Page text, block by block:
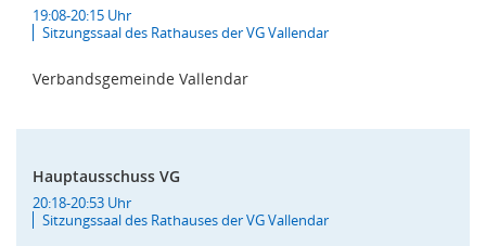
19:08-20:15 Uhr
Sitzungssaal des Rathauses der VG Vallendar
Verbandsgemeinde Vallendar
Hauptausschuss VG
20:18-20:53 Uhr
Sitzungssaal des Rathauses der VG Vallendar